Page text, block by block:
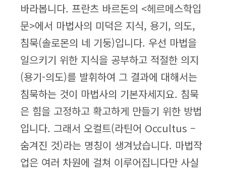
바라봅니다. 프란츠 바르돈의 <헤르메스학입
문>에서 마법사의 미덕은 지식, 용기, 의도,
침묵(솔로몬의 네 기둥)입니다. 우선 마법을
일으키기 위한 지식을 공부하고 적절한 의지
(용기-의도)를 발휘하여 그 결과에 대해서는
침묵하는 것이 마법사의 기본자세지요. 침묵
은 힘을 고정하고 확고하게 만들기 위한 방법
입니다. 그래서 오컬트(라틴어 Occultus –
숨겨진 것)라는 명칭이 생겨났습니다. 마법작
업은 여러 차원에 걸쳐 이루어집니다만 사실